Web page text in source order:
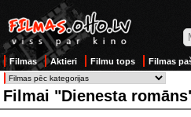
Filmas Aktieri Filmu tops Filmas
Filmai "Dienesta